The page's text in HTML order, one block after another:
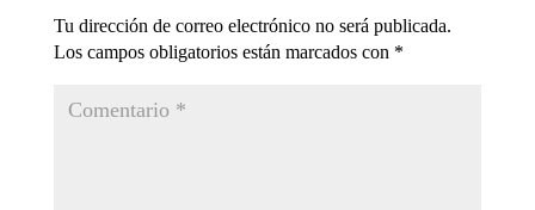
Tu dirección de correo electrónico no será publicada.
Los campos obligatorios están marcados con *